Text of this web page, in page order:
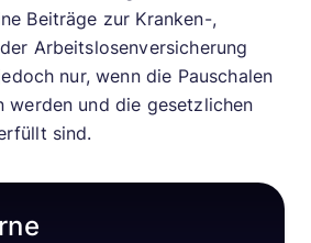
Beiträge zur Kranken-,
Arbeitslosenversicherung
nur, wenn die Pauschalen
werden und die gesetzlichen
sind.